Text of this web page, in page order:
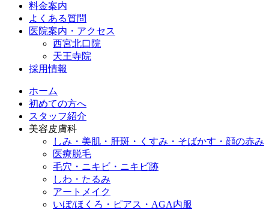
料金案内
よくある質問
医院案内・アクセス
西宮北口院
天王寺院
採用情報
ホーム
初めての方へ
スタッフ紹介
美容皮膚科
しみ・美肌・肝斑・くすみ・そばかす・顔の赤み
医療脱毛
毛穴・ニキビ・ニキビ跡
しわ・たるみ
アートメイク
いぼ/ほくろ・ピアス・AGA内服